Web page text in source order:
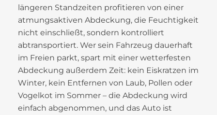
längeren Standzeiten profitieren von einer
atmungsaktiven Abdeckung, die Feuchtigkeit
nicht einschließt, sondern kontrolliert
abtransportiert. Wer sein Fahrzeug dauerhaft
im Freien parkt, spart mit einer wetterfesten
Abdeckung außerdem Zeit: kein Eiskratzen im
Winter, kein Entfernen von Laub, Pollen oder
Vogelkot im Sommer – die Abdeckung wird
einfach abgenommen, und das Auto ist